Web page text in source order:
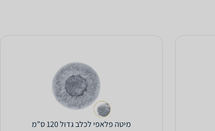
מיטה פלאפי לכלב גדול 120 ס"מ